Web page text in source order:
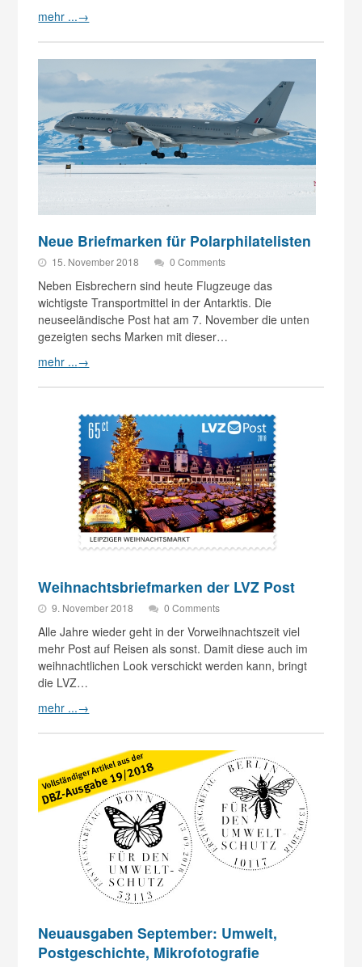
mehr ...→
Neue Briefmarken für Polarphilatelisten
15. November 2018 0 Comments
Neben Eisbrechern sind heute Flugzeuge das
wichtigste Transportmittel in der Antarktis. Die
neuseeländische Post hat am 7. November die unten
gezeigten sechs Marken mit dieser…
mehr ...→
Weihnachtsbriefmarken der LVZ Post
9. November 2018 0 Comments
Alle Jahre wieder geht in der Vorweihnachtszeit viel
mehr Post auf Reisen als sonst. Damit diese auch im
weihnachtlichen Look verschickt werden kann, bringt
die LVZ…
mehr ...→
Neuausgaben September: Umwelt,
Postgeschichte, Mikrofotografie